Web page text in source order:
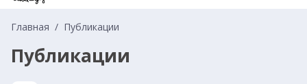
Главная Публикации
Публикации